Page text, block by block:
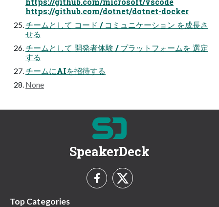
https://github.com/dotnet/dotnet-docker
チームとして コード / コミュニケーション を成長さ
せる
チームとして 開発者体験 / プラットフォームを 選定
する
チームにAIを招待する
None
SpeakerDeck
Top Categories